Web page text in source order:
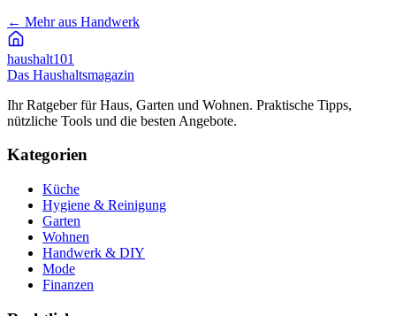
← Mehr aus Handwerk
haushalt101
Das Haushaltsmagazin
Ihr Ratgeber für Haus, Garten und Wohnen. Praktische Tipps,
nützliche Tools und die besten Angebote.
Kategorien
Küche
Hygiene & Reinigung
Garten
Wohnen
Handwerk & DIY
Mode
Finanzen